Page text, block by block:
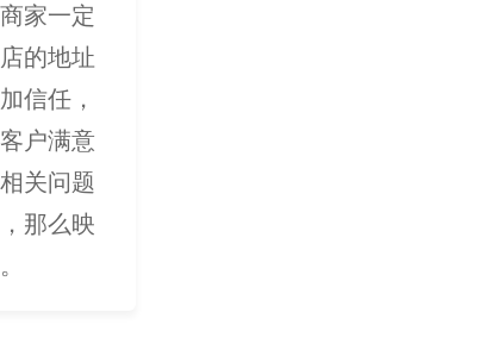
家一定
的地址
信任，
户满意
关问题
那么映